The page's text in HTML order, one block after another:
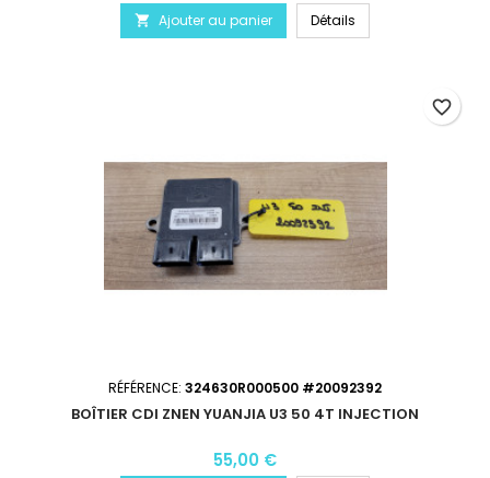
 Ajouter au panier Détails
RÉFÉRENCE: 324630R000500 #20092392
BOÎTIER CDI ZNEN YUANJIA U3 50 4T INJECTION
55,00 €
favorite_border